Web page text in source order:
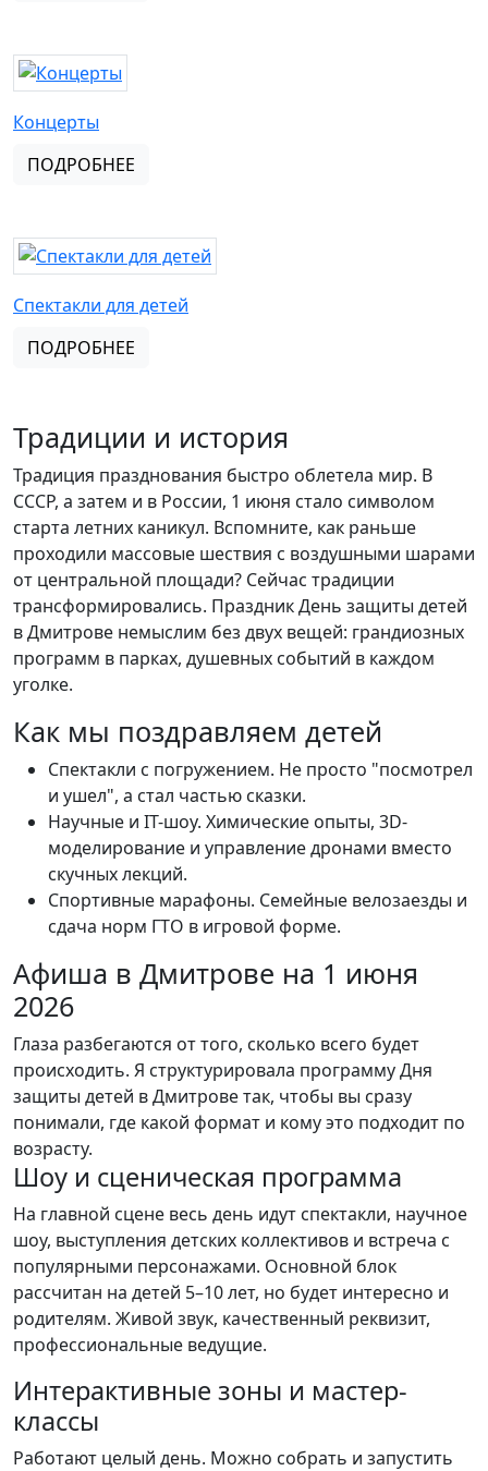
Концерты
ПОДРОБНЕЕ
Спектакли для детей
ПОДРОБНЕЕ
Традиции и история
Традиция празднования быстро облетела мир. В
СССР, а затем и в России, 1 июня стало символом
старта летних каникул. Вспомните, как раньше
проходили массовые шествия с воздушными шарами
от центральной площади? Сейчас традиции
трансформировались. Праздник День защиты детей
в Дмитрове немыслим без двух вещей: грандиозных
программ в парках, душевных событий в каждом
уголке.
Как мы поздравляем детей
Спектакли с погружением. Не просто "посмотрел
и ушел", а стал частью сказки.
Научные и IT-шоу. Химические опыты, 3D-
моделирование и управление дронами вместо
скучных лекций.
Спортивные марафоны. Семейные велозаезды и
сдача норм ГТО в игровой форме.
Афиша в Дмитрове на 1 июня
2026
Глаза разбегаются от того, сколько всего будет
происходить. Я структурировала программу Дня
защиты детей в Дмитрове так, чтобы вы сразу
понимали, где какой формат и кому это подходит по
возрасту.
Шоу и сценическая программа
На главной сцене весь день идут спектакли, научное
шоу, выступления детских коллективов и встреча с
популярными персонажами. Основной блок
рассчитан на детей 5–10 лет, но будет интересно и
родителям. Живой звук, качественный реквизит,
профессиональные ведущие.
Интерактивные зоны и мастер-
классы
Работают целый день. Можно собрать и запустить